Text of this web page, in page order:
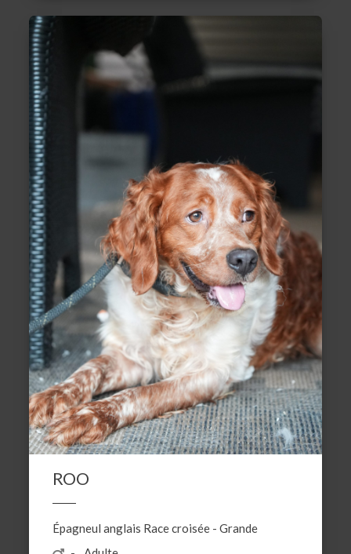
ROO
Épagneul anglais Race croisée -Grande